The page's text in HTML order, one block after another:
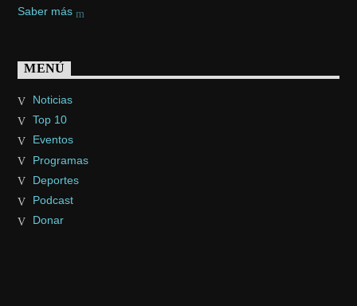
Saber más
MENÚ
Noticias
Top 10
Eventos
Programas
Deportes
Podcast
Donar